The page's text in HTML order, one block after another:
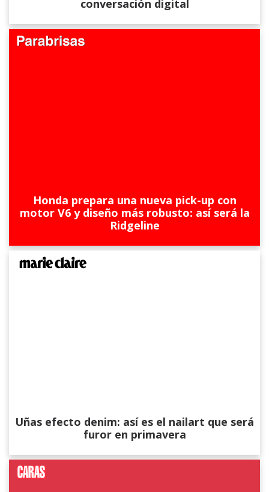
conversación digital
Honda prepara una nueva pick-up con
motor V6 y diseño más robusto: así será la
Ridgeline
Uñas efecto denim: así es el nailart que será
furor en primavera